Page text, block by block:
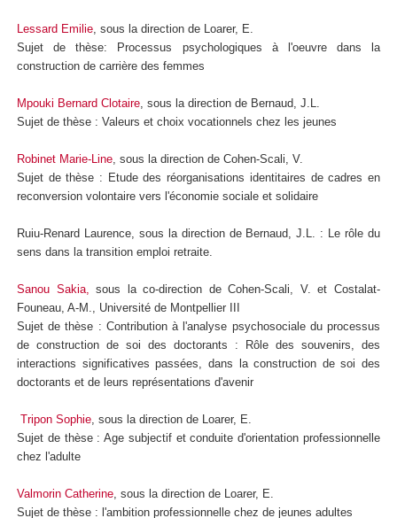
Lessard Emilie, sous la direction de Loarer, E.
Sujet de thèse: Processus psychologiques à l'oeuvre dans la
construction de carrière des femmes
Mpouki Bernard Clotaire, sous la direction de Bernaud, J.L.
Sujet de thèse : Valeurs et choix vocationnels chez les jeunes
Robinet Marie-Line, sous la direction de Cohen-Scali, V.
Sujet de thèse : Etude des réorganisations identitaires de cadres en
reconversion volontaire vers l'économie sociale et solidaire
Ruiu-Renard Laurence, sous la direction de Bernaud, J.L. : Le rôle du
sens dans la transition emploi retraite.
Sanou Sakia, sous la co-direction de Cohen-Scali, V. et Costalat-
Founeau, A-M., Université de Montpellier III
Sujet de thèse : Contribution à l'analyse psychosociale du processus
de construction de soi des doctorants : Rôle des souvenirs, des
interactions significatives passées, dans la construction de soi des
doctorants et de leurs représentations d'avenir
Tripon Sophie, sous la direction de Loarer, E.
Sujet de thèse : Age subjectif et conduite d'orientation professionnelle
chez l'adulte
Valmorin Catherine, sous la direction de Loarer, E.
Sujet de thèse : l'ambition professionnelle chez de jeunes adultes